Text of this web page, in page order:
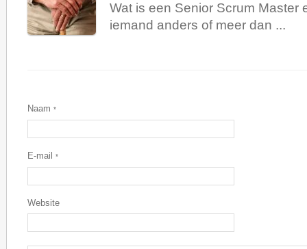
Wat is een Senior Scrum Master
iemand anders of meer dan ...
Naam *
E-mail *
Website